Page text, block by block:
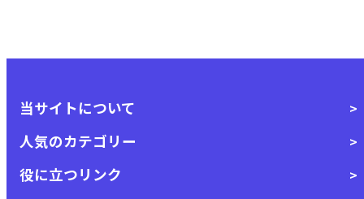
当サイトについて
人気のカテゴリー
役に立つリンク